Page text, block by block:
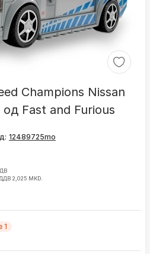
​​​​Champions Nissan
од Fast and Furious
2,025 MKD.
1